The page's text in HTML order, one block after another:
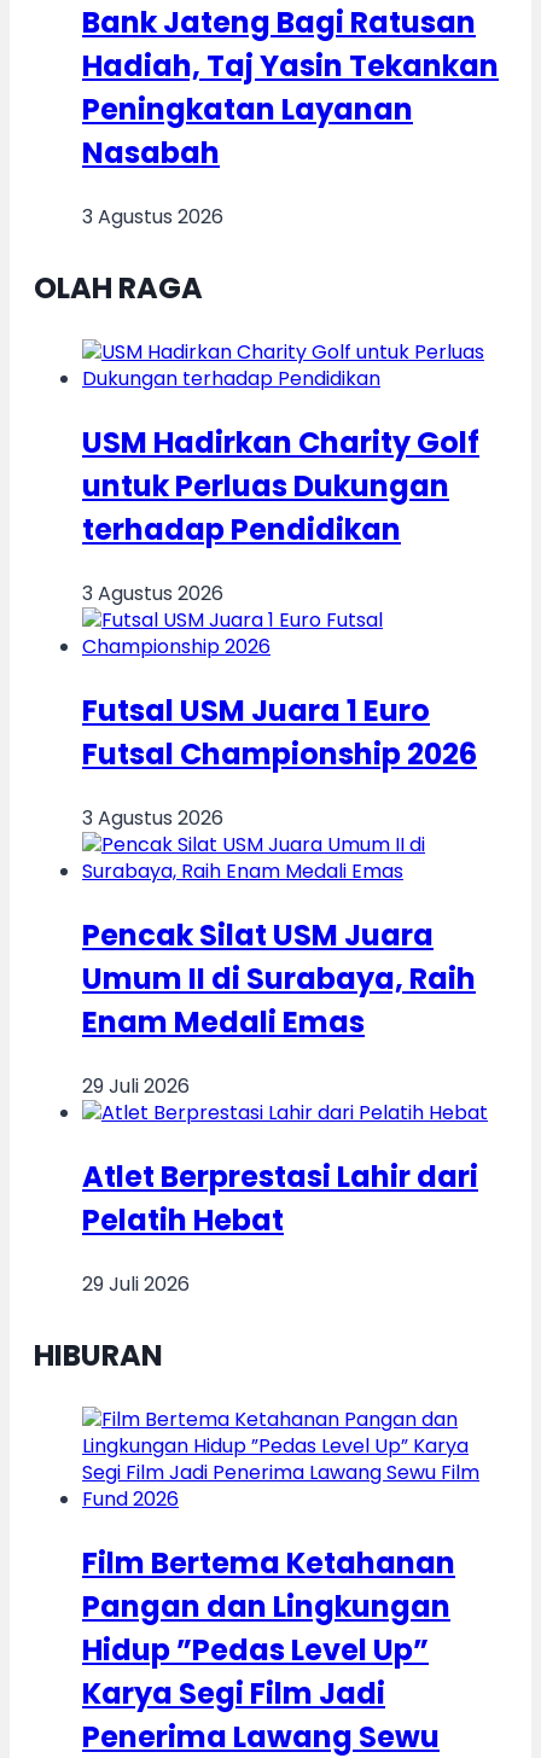
Bank Jateng Bagi Ratusan
Hadiah, Taj Yasin Tekankan
Peningkatan Layanan
Nasabah
3 Agustus 2026
OLAH RAGA
USM Hadirkan Charity Golf
untuk Perluas Dukungan
terhadap Pendidikan
3 Agustus 2026
Futsal USM Juara 1 Euro
Futsal Championship 2026
3 Agustus 2026
Pencak Silat USM Juara
Umum II di Surabaya, Raih
Enam Medali Emas
29 Juli 2026
Atlet Berprestasi Lahir dari
Pelatih Hebat
29 Juli 2026
HIBURAN
Film Bertema Ketahanan
Pangan dan Lingkungan
Hidup ”Pedas Level Up”
Karya Segi Film Jadi
Penerima Lawang Sewu